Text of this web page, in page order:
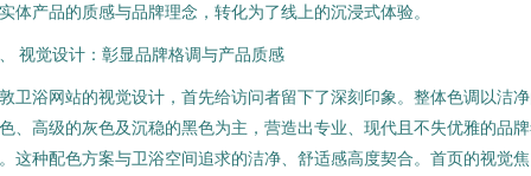
体产品的质感与品牌理念，转化为了线上的沉浸式体验。
视觉设计：彰显品牌格调与产品质感
卫浴网站的视觉设计，首先给访问者留下了深刻印象。整体色调以洁
、高级的灰色及沉稳的黑色为主，营造出专业、现代且不失优雅的品
这种配色方案与卫浴空间追求的洁净、舒适感高度契合。首页的视觉